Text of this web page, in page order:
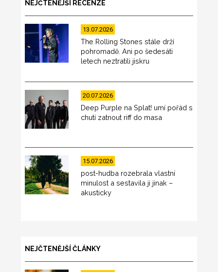
NEJČTENĚJŠÍ RECENZE
13.07.2026
The Rolling Stones stále drží
pohromadě. Ani po šedesáti
letech neztratili jiskru
20.07.2026
Deep Purple na Splat! umí pořád s
chutí zatnout riff do masa
15.07.2026
post-hudba rozebrala vlastní
minulost a sestavila ji jinak –
akusticky
NEJČTENĚJŠÍ ČLÁNKY